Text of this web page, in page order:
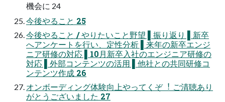
機会に 24
今後やること 25
今後やること / やりたいこと野望 ▌振り返り ▌新卒
へアンケートを⾏い、定性分析 ▌来年の新卒エンジ
ニア研修の対応 ▌10⽉新卒⼊社のエンジニア研修の
対応 ▌外部コンテンツの活⽤ ▌他社との共同研修コ
ンテンツ作成 26
オンボーディング体験向上やってくぞ︕ ご清聴あり
がとうございました 27